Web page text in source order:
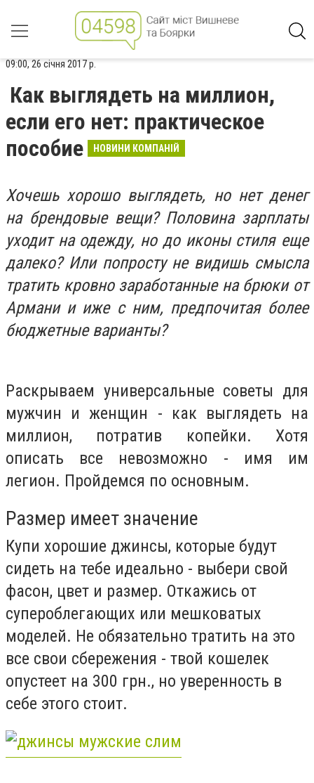
09:00, 26 січня 2017 р.
Как выглядеть на миллион,
если его нет: практическое
пособие
НОВИНИ КОМПАНІЙ
Хочешь хорошо выглядеть, но нет денег
на брендовые вещи? Половина зарплаты
уходит на одежду, но до иконы стиля еще
далеко? Или попросту не видишь смысла
тратить кровно заработанные на брюки от
Армани и иже с ним, предпочитая более
бюджетные варианты?
Раскрываем универсальные советы для
мужчин и женщин - как выглядеть на
миллион, потратив копейки. Хотя
описать все невозможно - имя им
легион. Пройдемся по основным.
Размер имеет значение
Купи хорошие джинсы, которые будут
сидеть на тебе идеально - выбери свой
фасон, цвет и размер. Откажись от
супероблегающих или мешковатых
моделей. Не обязательно тратить на это
все свои сбережения - твой кошелек
опустеет на 300 грн., но уверенность в
себе этого стоит.